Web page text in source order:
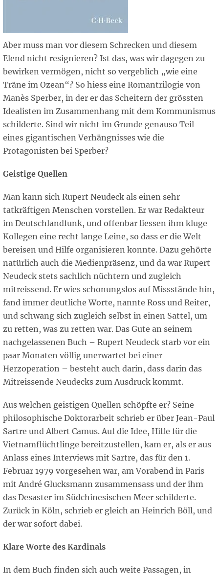
Aber muss man vor diesem Schrecken und diesem
Elend nicht resignieren? Ist das, was wir dagegen zu
bewirken vermögen, nicht so vergeblich „wie eine
Träne im Ozean“? So hiess eine Romantrilogie von
Manès Sperber, in der er das Scheitern der grössten
Idealisten im Zusammenhang mit dem Kommunismus
schilderte. Sind wir nicht im Grunde genauso Teil
eines gigantischen Verhängnisses wie die
Protagonisten bei Sperber?
Geistige Quellen
Man kann sich Rupert Neudeck als einen sehr
tatkräftigen Menschen vorstellen. Er war Redakteur
im Deutschlandfunk, und offenbar liessen ihm kluge
Kollegen eine recht lange Leine, so dass er die Welt
bereisen und Hilfe organisieren konnte. Dazu gehörte
natürlich auch die Medienpräsenz, und da war Rupert
Neudeck stets sachlich nüchtern und zugleich
mitreissend. Er wies schonungslos auf Missstände hin,
fand immer deutliche Worte, nannte Ross und Reiter,
und schwang sich zugleich selbst in einen Sattel, um
zu retten, was zu retten war. Das Gute an seinem
nachgelassenen Buch – Rupert Neudeck starb vor ein
paar Monaten völlig unerwartet bei einer
Herzoperation – besteht auch darin, dass darin das
Mitreissende Neudecks zum Ausdruck kommt.
Aus welchen geistigen Quellen schöpfte er? Seine
philosophische Doktorarbeit schrieb er über Jean-Paul
Sartre und Albert Camus. Auf die Idee, Hilfe für die
Vietnamflüchtlinge bereitzustellen, kam er, als er aus
Anlass eines Interviews mit Sartre, das für den 1.
Februar 1979 vorgesehen war, am Vorabend in Paris
mit André Glucksmann zusammensass und der ihm
das Desaster im Südchinesischen Meer schilderte.
Zurück in Köln, schrieb er gleich an Heinrich Böll, und
der war sofort dabei.
Klare Worte des Kardinals
In dem Buch finden sich auch weite Passagen, in